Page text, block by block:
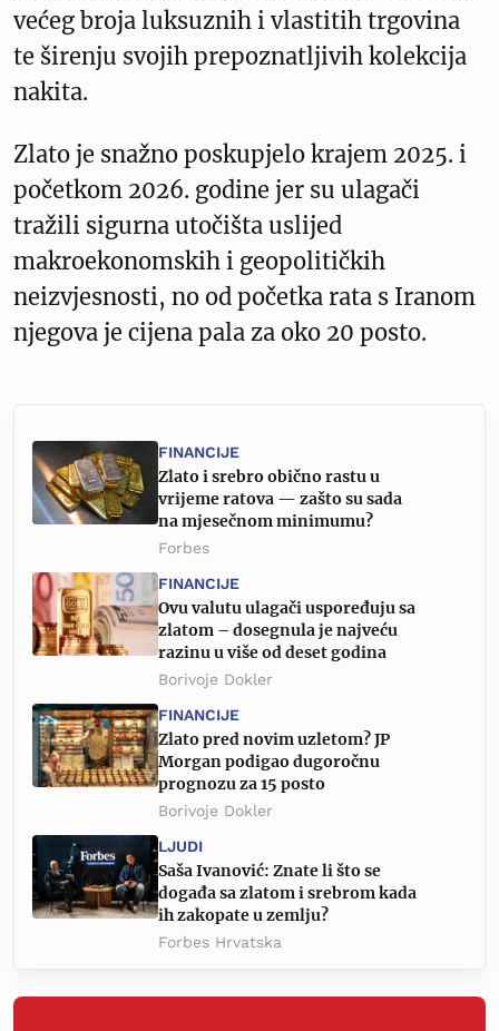
većeg broja luksuznih i vlastitih trgovina
te širenju svojih prepoznatljivih kolekcija
nakita.
Zlato je snažno poskupjelo krajem 2025. i
početkom 2026. godine jer su ulagači
tražili sigurna utočišta uslijed
makroekonomskih i geopolitičkih
neizvjesnosti, no od početka rata s Iranom
njegova je cijena pala za oko 20 posto.
FINANCIJE
Zlato i srebro obično rastu u
vrijeme ratova — zašto su sada
na mjesečnom minimumu?
Forbes
FINANCIJE
Ovu valutu ulagači uspoređuju sa
zlatom – dosegnula je najveću
razinu u više od deset godina
Borivoje Dokler
FINANCIJE
Zlato pred novim uzletom? JP
Morgan podigao dugoročnu
prognozu za 15 posto
Borivoje Dokler
LJUDI
Saša Ivanović: Znate li što se
događa sa zlatom i srebrom kada
ih zakopate u zemlju?
Forbes Hrvatska